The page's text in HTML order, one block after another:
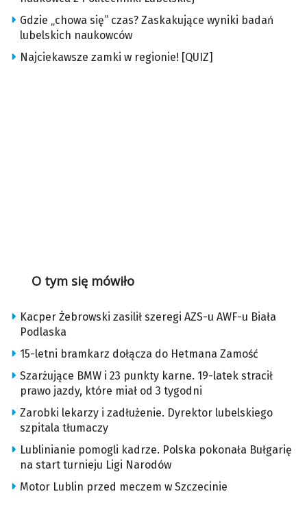
Gdzie „chowa się” czas? Zaskakujące wyniki badań
lubelskich naukowców
Najciekawsze zamki w regionie! [QUIZ]
O tym się mówiło
Kacper Żebrowski zasilił szeregi AZS-u AWF-u Biała
Podlaska
15-letni bramkarz dołącza do Hetmana Zamość
Szarżujące BMW i 23 punkty karne. 19-latek stracił
prawo jazdy, które miał od 3 tygodni
Zarobki lekarzy i zadłużenie. Dyrektor lubelskiego
szpitala tłumaczy
Lublinianie pomogli kadrze. Polska pokonała Bułgarię
na start turnieju Ligi Narodów
Motor Lublin przed meczem w Szczecinie